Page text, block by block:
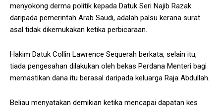
menyokong derma politik kepada Datuk Seri Najib Razak
daripada pemerintah Arab Saudi, adalah palsu kerana surat
asal tidak dikemukakan ketika perbicaraan.
Hakim Datuk Collin Lawrence Sequerah berkata, selain itu,
tiada pengesahan dilakukan oleh bekas Perdana Menteri bagi
memastikan dana itu berasal daripada keluarga Raja Abdullah.
Beliau menyatakan demikian ketika mencapai dapatan kes